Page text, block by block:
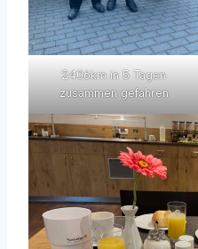
2406km in 5 Tagen
zusammen gefahren